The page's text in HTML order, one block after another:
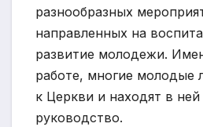
разнообразных
направленных на
развитие молодежи.
работе, многие
к Церкви и находят в
руководство.